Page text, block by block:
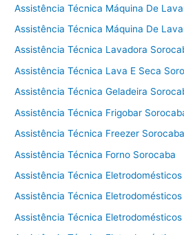
t
n
a
f
ã
o
e
c
Assistência Técnica Máquina De
Assistência Técnica Máquina De
Assistência Técnica Lavadora
Assistência Técnica Lava E Seca
Assistência Técnica Geladeira
Assistência Técnica Frigobar
Assistência Técnica Freezer Sorocaba
Assistência Técnica Forno Sorocaba
Assistência Técnica
Assistência Técnica
Assistência Técnica